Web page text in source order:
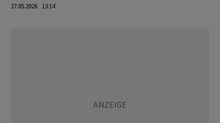
27.05.2026 13:14